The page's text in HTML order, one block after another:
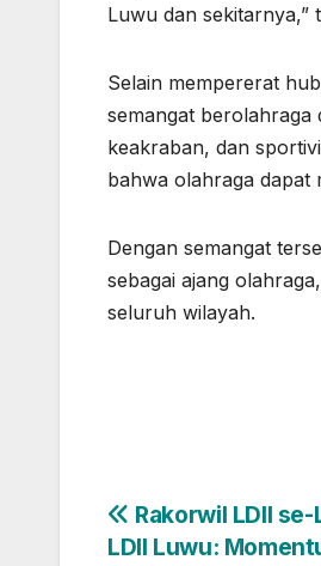
Luwu dan sekitarnya,”
Selain mempererat
semangat berolahraga
keakraban, dan
bahwa olahraga dapat
Dengan semangat
sebagai ajang
seluruh wilayah.
Navigasi
Rakorwil LDII
LDII Luwu: